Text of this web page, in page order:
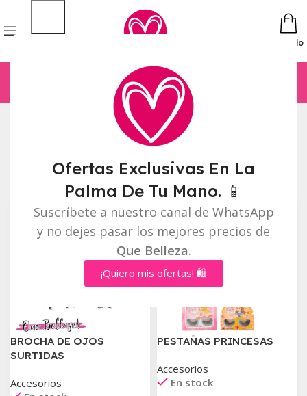
Ofertas Exclusivas En La
Palma De Tu Mano. 📱
Suscríbete a nuestro canal de WhatsApp
y no dejes pasar los mejores precios de
Que Belleza.
¡Quiero mis ofertas! 🛍️
Pedido
Productos etiquetados “Ojos”
Mostrando los 2 resultados
Barra lateral
BROCHA DE OJOS
SURTIDAS
Accesorios
PESTAÑAS PRINCESAS
Accesorios
En stock